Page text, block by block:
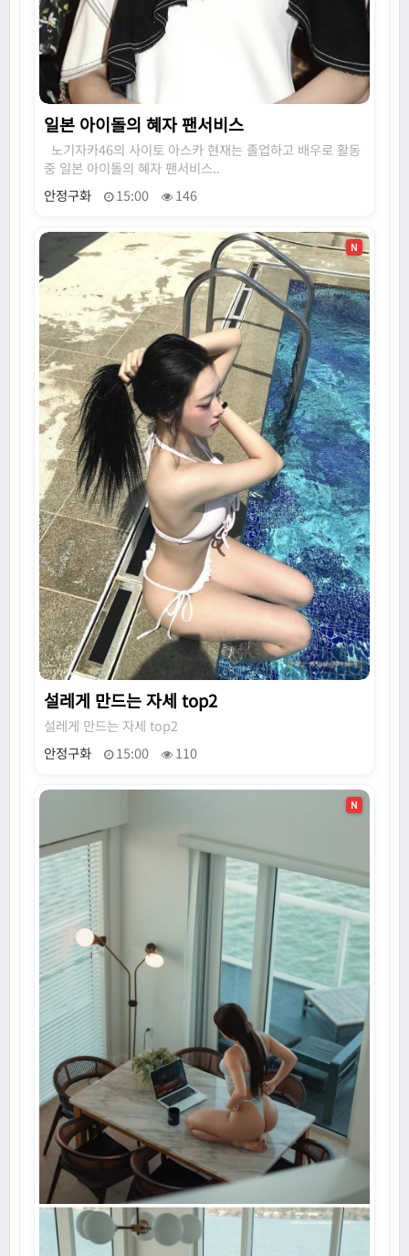
일본 아이돌의 혜자 팬서비스
노기자카46의 사이토 아스카 현재는 졸업하고 배우로 활동
중 일본 아이돌의 혜자 팬서비스..
안정구화
15:00 146
N
설레게 만드는 자세 top2
설레게 만드는 자세 top2
안정구화
15:00 110
N